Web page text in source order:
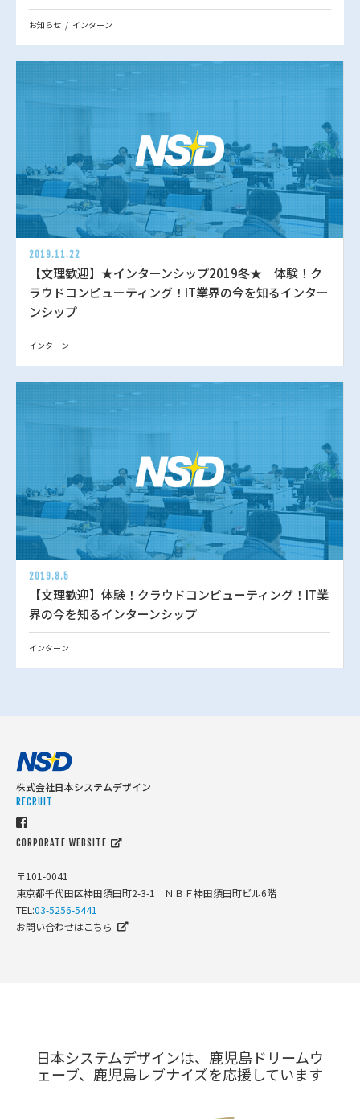
お知らせ インターン
2019.11.22
【文理歓迎】★インターンシップ2019冬★ 体験！ク
ラウドコンピューティング！IT業界の今を知るインター
ンシップ
インターン
2019.8.5
【文理歓迎】体験！クラウドコンピューティング！IT業
界の今を知るインターンシップ
インターン
株式会社日本システムデザイン
RECRUIT
CORPORATE WEBSITE
〒101-0041
東京都千代田区神田須田町2-3-1 ＮＢＦ神田須田町ビル6階
TEL:03-5256-5441
お問い合わせはこちら
日本システムデザインは、鹿児島ドリームウ
ェーブ、鹿児島レブナイズを応援しています